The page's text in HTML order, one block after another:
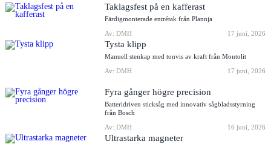
Taklagsfest på en kafferast
Färdigmonterade entrétak från Plannja
Av: DMH
17 juni, 2026
Tysta klipp
Manuell stenkap med tonvis av kraft från Montolit
Av: DMH
17 juni, 2026
Fyra gånger högre precision
Batteridriven sticksåg med innovativ sågbladsstyrning
från Bosch
Av: DMH
16 juni, 2026
Ultrastarka magneter